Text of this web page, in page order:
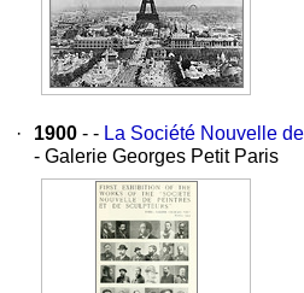
· 1900 - - La Société Nouvelle
- Galerie Georges Petit Paris